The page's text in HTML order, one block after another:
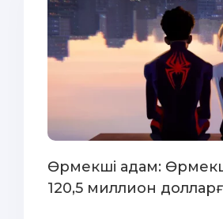
Өрмекші адам:
120,5 миллион